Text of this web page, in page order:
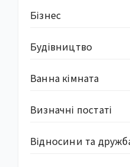
Бізнес
Будівництво
Ванна кімната
Визначні постаті
Відносини та